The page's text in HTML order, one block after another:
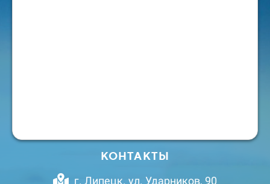
КОНТАКТЫ
г. Липецк. ул. Ударников, 90